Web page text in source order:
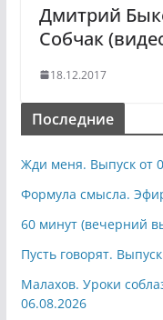
Дмитрий
Собчак
18.12.2017
Последние
Жди меня. Выпуск от
Формула смысла.
60 минут (вечерний
Пусть говорят.
Малахов. Уроки
06.08.2026